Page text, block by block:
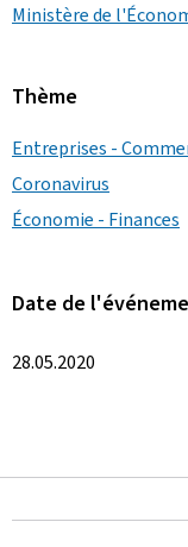
Ministère de
Thème
Entreprises -
Coronavirus
Économie - Finances
Date de
28.05.2020